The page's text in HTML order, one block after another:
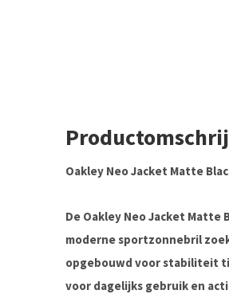
Oakley Neo Jacket Matte
De Oakley Neo Jacket Matte
moderne sportzonnebril
opgebouwd voor stabiliteit
voor dagelijks gebruik en